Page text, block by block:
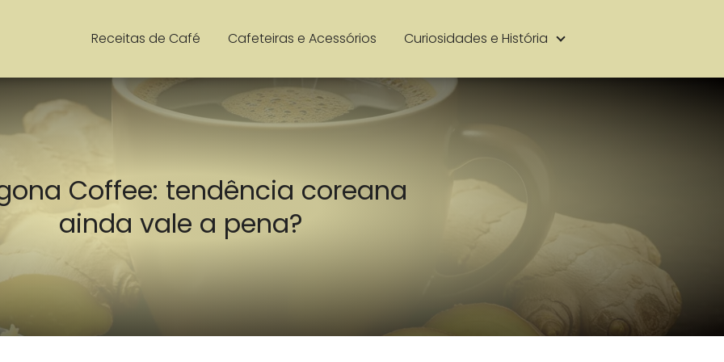
Receitas de Café Cafeteiras e Acessórios Curiosidades e História
Coffee: tendência coreana
ainda vale a pena?